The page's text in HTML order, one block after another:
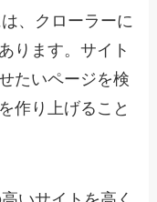
、クローラーに
ります。サイト
たいページを検
作り上げること